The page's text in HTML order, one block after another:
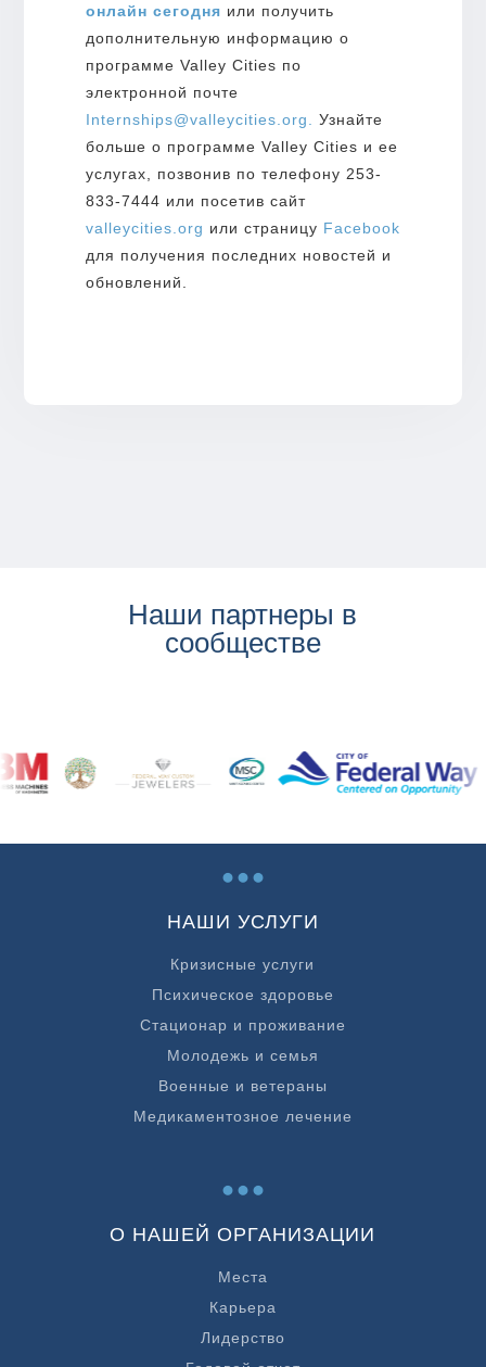
онлайн сегодня или получить
дополнительную информацию о
программе Valley Cities по
электронной почте
Internships@valleycities.org.
Узнайте
больше о программе Valley Cities и ее
услугах, позвонив по телефону 253-
833-7444 или посетив сайт
valleycities.org или страницу Facebook
для получения последних новостей и
обновлений.
Наши партнеры в
сообществе
...
НАШИ УСЛУГИ
Кризисные услуги
Психическое здоровье
Стационар и проживание
Молодежь и семья
Военные и ветераны
Медикаментозное лечение
...
О НАШЕЙ ОРГАНИЗАЦИИ
Места
Карьера
Лидерство